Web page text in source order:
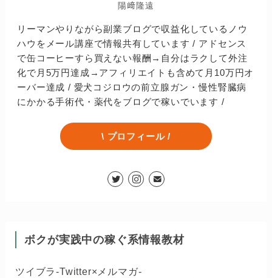
陽﨑隆遠
リーマンやりながら副業ブログで収益化しているノウ
ハウをメール講座で情報共有しています / アドセンス
で缶コーヒーすら買えない報酬→自分はラクして外注
化で月5万円達成→アフィリエイトも含めて月10万円オ
ーバー達成 / 愛犬コジロウの前立腺ガン・慢性腎臓病
にかかる手術代・薬代をブログで稼いでいます /
\ プロフィール /
ボクが実践中の稼ぐ系情報教材
ツイブラ-Twitter×メルマガ-